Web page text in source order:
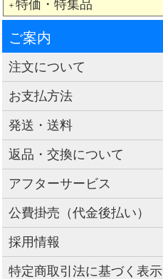
＋ 特価・特集品
ご案内
注文について
お支払方法
発送・送料
返品・交換について
アフターサービス
公費掛売（代金後払い）
採用情報
特定商取引法に基づく表示